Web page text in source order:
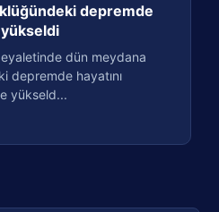
depremde
yükseldi
dün meydana
depremde hayatını
yükseld...